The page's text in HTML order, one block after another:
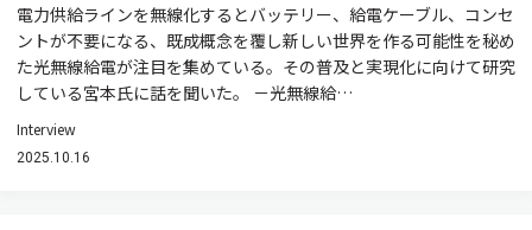
電力供給ラインを無線化するとバッテリー、給電ケーブル、コンセ
ントが不要になる、既成概念を覆し新しい世界を作る可能性を秘め
た光無線給電が注目を集めている。その普及と実現化に向けて研究
している宮本氏に話を聞いた。 －光無線給…
Interview
2025.10.16